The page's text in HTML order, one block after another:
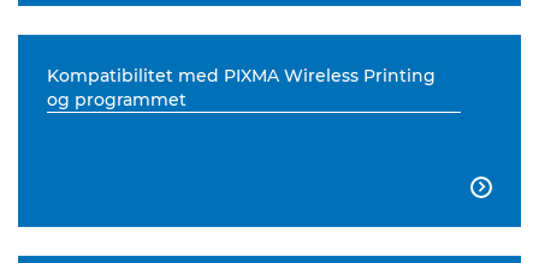
Kompatibilitet med PIXMA Wireless Printing
og programmet
